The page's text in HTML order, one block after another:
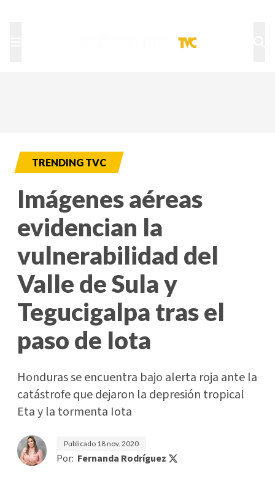
TRENDING TVC
Imágenes aéreas
evidencian la
vulnerabilidad del
Valle de Sula y
Tegucigalpa tras el
paso de Iota
Honduras se encuentra bajo alerta roja ante la
catástrofe que dejaron la depresión tropical
Eta y la tormenta Iota
Publicado 18 nov. 2020
Por: Fernanda Rodríguez